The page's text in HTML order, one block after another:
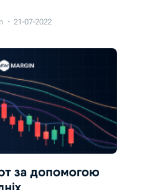
21-07-2022
за допомогою